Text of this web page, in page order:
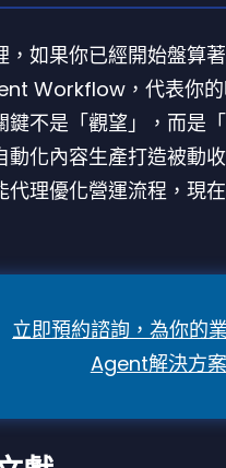
，如果你已經開始盤算
Workflow，代表你的
鍵不是「觀望」，而是
動化內容生產打造被動
代理優化營運流程，現
立即預約諮詢，為你的
Agent解決方案